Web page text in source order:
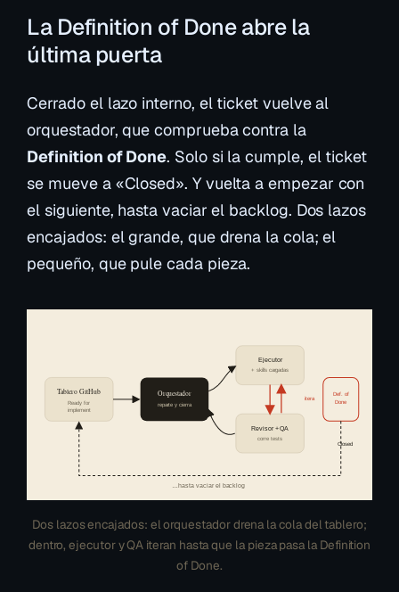
La Definition of Done abre la
última puerta
Cerrado el lazo interno, el ticket vuelve al
orquestador, que comprueba contra la
Definition of Done. Solo si la cumple, el ticket
se mueve a «Closed». Y vuelta a empezar con
el siguiente, hasta vaciar el backlog. Dos lazos
encajados: el grande, que drena la cola; el
pequeño, que pule cada pieza.
Tablero GitHub
Ready for
implement
Orquestador
reparte y cierra
Ejecutor
+ skills cargadas
Revisor + QA
corre tests
Def. of
Done
itera
…hasta vaciar el backlog
Closed
Dos lazos encajados: el orquestador drena la cola del tablero;
dentro, ejecutor y QA iteran hasta que la pieza pasa la Definition
of Done.